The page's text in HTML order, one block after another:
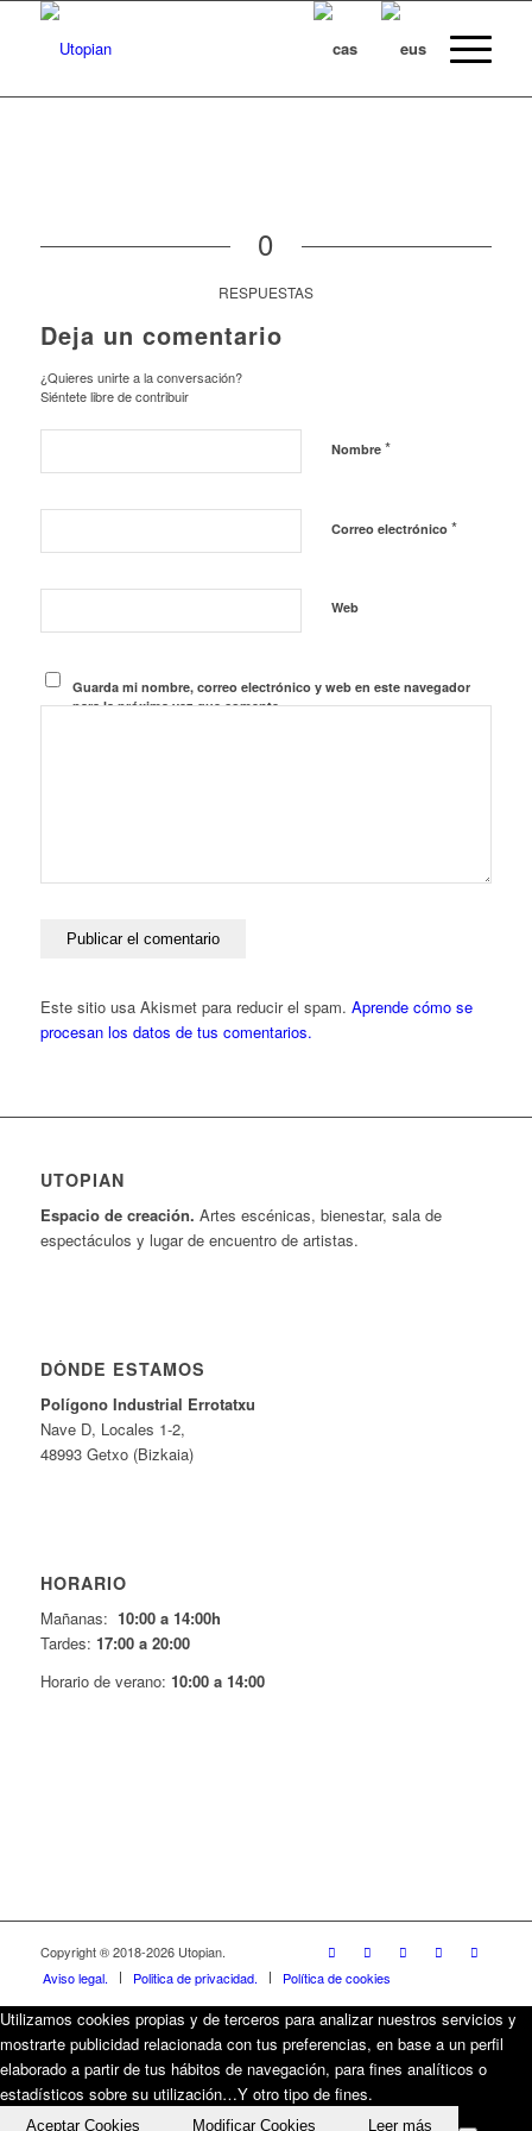
0
RESPUESTAS
Deja un comentario
¿Quieres unirte a la conversación?
Siéntete libre de contribuir
Nombre *
Correo electrónico *
Web
Guarda mi nombre, correo electrónico y web en este navegador
para la próxima vez que comente.
Este sitio usa Akismet para reducir el spam. Aprende cómo se
procesan los datos de tus comentarios.
UTOPIAN
Espacio de creación. Artes escénicas, bienestar, sala de
espectáculos y lugar de encuentro de artistas.
DÓNDE ESTAMOS
Polígono Industrial Errotatxu
Nave D, Locales 1-2,
48993 Getxo (Bizkaia)
HORARIO
Mañanas: 10:00 a 14:00h
Tardes: 17:00 a 20:00
Horario de verano: 10:00 a 14:00
Copyright ® 2018-2026 Utopian.
Aviso legal.
Politica de privacidad. Política de cookies
Utilizamos cookies propias y de terceros para analizar nuestros servicios y
mostrarte publicidad relacionada con tus preferencias, en base a un perfil
elaborado a partir de tus hábitos de navegación, para fines analíticos o
estadísticos sobre su utilización…Y otro tipo de fines.
Aceptar Cookies Modificar Cookies Leer más